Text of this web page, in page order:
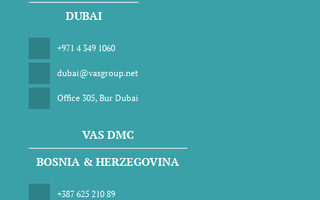
DUBAI
+971 4 349 1060
dubai@vasgroup.net
Office 305, Bur Dubai
VAS DMC
BOSNIA & HERZEGOVINA
+387 625 210 89